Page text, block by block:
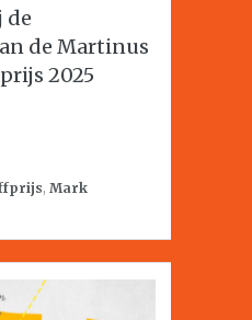
de
de Martinus
2025
, Mark